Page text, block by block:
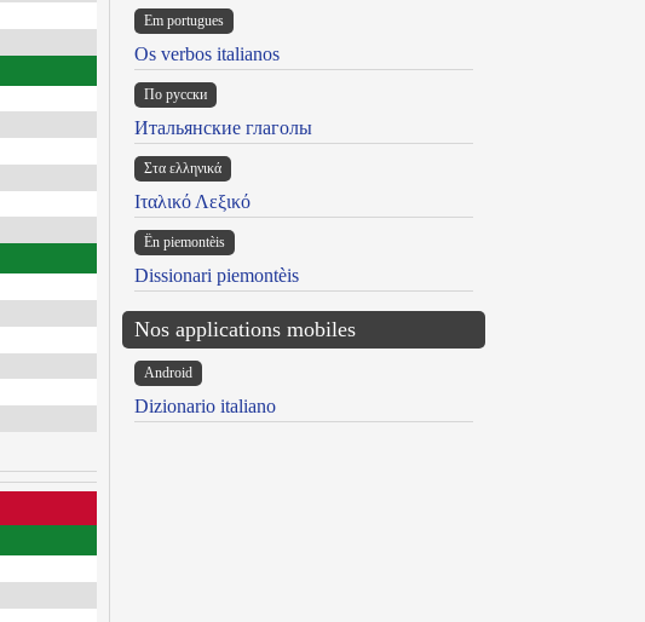
Em portugues
Os verbos italianos
По русски
Итальянские глаголы
Στα ελληνικά
Ιταλικό Λεξικό
Ën piemontèis
Dissionari piemontèis
Nos applications mobiles
Android
Dizionario italiano